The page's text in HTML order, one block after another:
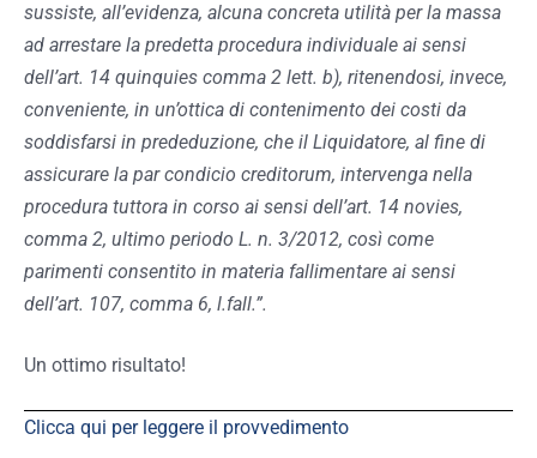
sussiste, all’evidenza, alcuna concreta utilità per la massa
ad arrestare la predetta procedura individuale ai sensi
dell’art. 14 quinquies comma 2 lett. b), ritenendosi, invece,
conveniente, in un’ottica di contenimento dei costi da
soddisfarsi in prededuzione, che il Liquidatore, al fine di
assicurare la par condicio creditorum, intervenga nella
procedura tuttora in corso ai sensi dell’art. 14 novies,
comma 2, ultimo periodo L. n. 3/2012, così come
parimenti consentito in materia fallimentare ai sensi
dell’art. 107, comma 6, l.fall.”.
Un ottimo risultato!
Clicca qui per leggere il provvedimento